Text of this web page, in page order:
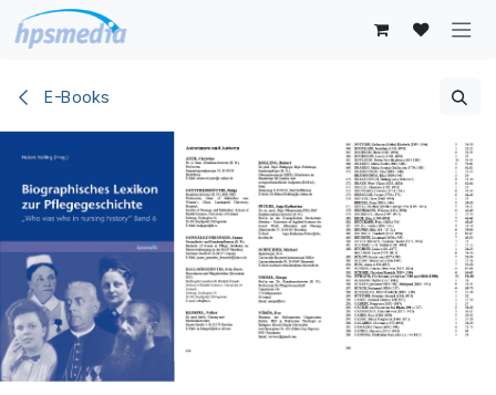
Zum Inhalt springen
E-Books